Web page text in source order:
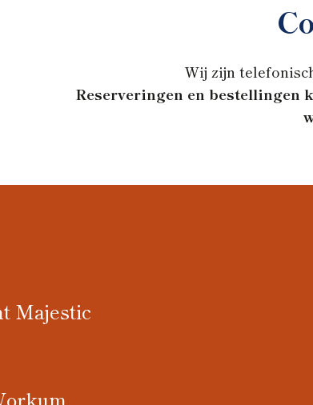
Wij zijn
Reserveringen en bestellingen
Majestic